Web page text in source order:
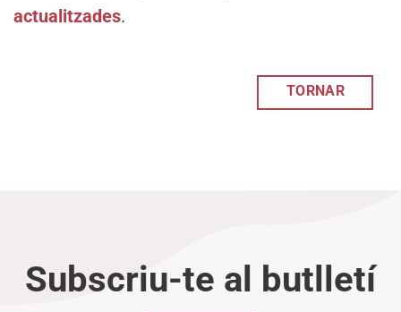
actualitzades.
TORNAR
Subscriu-te al butlletí